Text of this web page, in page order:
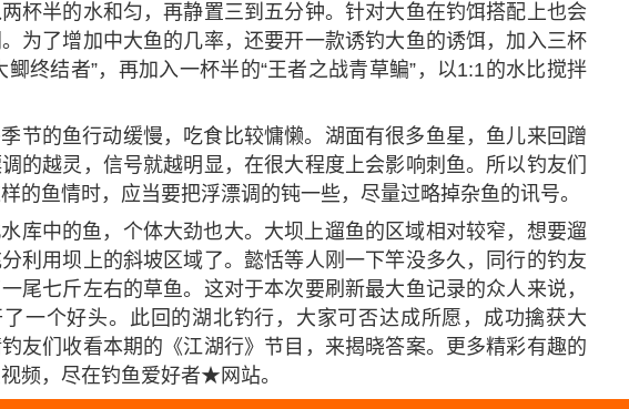
杯半的水和匀，再静置三到五分钟。针对大鱼在钓饵搭配上也会
为了增加中大鱼的几率，还要开一款诱钓大鱼的诱饵，加入三杯
鲫终结者”，再加入一杯半的“王者之战青草鳊”，以1:1的水比搅拌
节的鱼行动缓慢，吃食比较慵懒。湖面有很多鱼星，鱼儿来回蹭
的越灵，信号就越明显，在很大程度上会影响刺鱼。所以钓友们
的鱼情时，应当要把浮漂调的钝一些，尽量过略掉杂鱼的讯号。
库中的鱼，个体大劲也大。大坝上遛鱼的区域相对较窄，想要遛
利用坝上的斜坡区域了。懿恬等人刚一下竿没多久，同行的钓友
尾七斤左右的草鱼。这对于本次要刷新最大鱼记录的众人来说，
一个好头。此回的湖北钓行，大家可否达成所愿，成功擒获大
友们收看本期的《江湖行》节目，来揭晓答案。更多精彩有趣的
频，尽在钓鱼爱好者★网站。